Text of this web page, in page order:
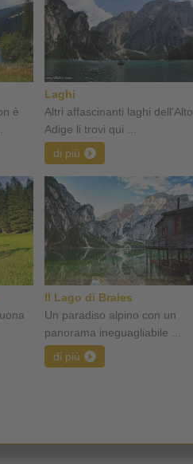
è
Laghi
Altri affascinanti laghi dell'Alto
Adige li trovi qui ...
di più
Il Lago di Braies
Un paradiso alpino con un
panorama ineguagliabile ...
di più